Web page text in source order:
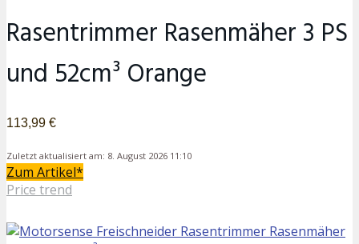
Rasentrimmer Rasenmäher 3 PS
und 52cm³ Orange
113,99 €
Zuletzt aktualisiert am: 8. August 2026 11:10
Zum Artikel*
Price trend